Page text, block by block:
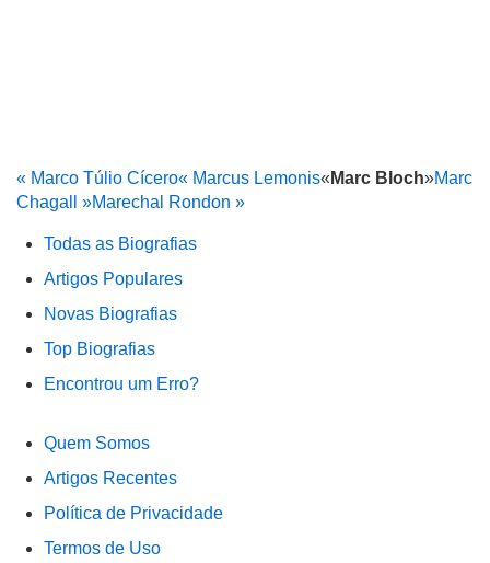
« Marco Túlio Cícero« Marcus Lemonis« Marc Bloch»Marc
Chagall »Marechal Rondon »
Todas as Biografias
Artigos Populares
Novas Biografias
Top Biografias
Encontrou um Erro?
Quem Somos
Artigos Recentes
Política de Privacidade
Termos de Uso